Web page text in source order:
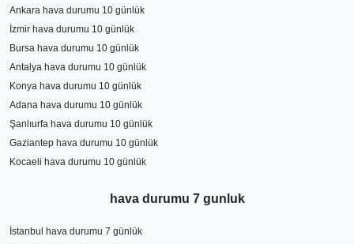
Ankara hava durumu 10 günlük
İzmir hava durumu 10 günlük
Bursa hava durumu 10 günlük
Antalya hava durumu 10 günlük
Konya hava durumu 10 günlük
Adana hava durumu 10 günlük
Şanlıurfa hava durumu 10 günlük
Gaziantep hava durumu 10 günlük
Kocaeli hava durumu 10 günlük
hava durumu 7 gunluk
İstanbul hava durumu 7 günlük